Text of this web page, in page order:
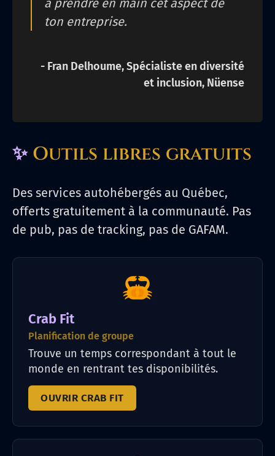
ton entreprise.
- Fran Delhoume, Spécialiste en diversité
et inclusion, Nüense
✨Outils libres gratuits
Des services autohébergés au Québec,
offerts gratuitement à la communauté. Pas
de pub, pas de tracking, pas de GAFAM.
Crab Fit
Planification de groupe
Trouve un temps correspondant à tout le
monde en rentrant tes disponibilités.
OUVRIR CRAB FIT